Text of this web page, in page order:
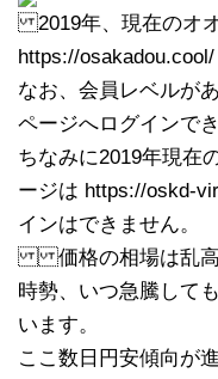
2019年、現在のオ
https://osakadou.cool/
なお、会員レベルが
ページへログインでき
ちなみに2019年現在
ージは https://oskd-
インはできません。
価格の相場は乱高
時勢、いつ急騰して
います。
ここ数日円安傾向が